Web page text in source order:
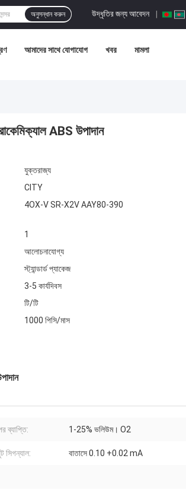
উদ্ধৃতির জন্য আবেদন |
অনুসন্ধান করুন
আমাদের সাথে যোগাযোগ খবর মামলা
ABS উপাদান
যুক্তরাজ্য
CITY
4OX-V SR-X2V AAY80-390
1
আলোচনাযোগ্য
স্ট্যান্ডার্ড প্যাকেজ
3-5 কার্যদিবস
টি/টি
1000 পিসি/মাস
ব্যাপ্তি: 1-25% ভলিউম। O2
সিগন্যাল: বাতাসে 0.10 +0.02 mA